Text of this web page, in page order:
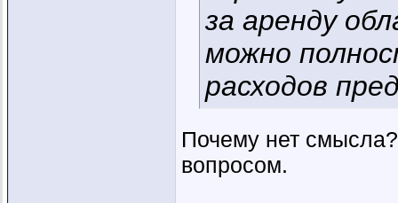
за аренду
можно
расходов
Почему нет
вопросом.